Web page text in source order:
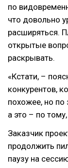
по
что довольно
расширяться.
открытые
раскрывать.
«Кстати, –
конкурентов,
похожее, но по
а это – по
Заказчик
продолжить
паузу на